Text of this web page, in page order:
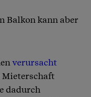
Balkon kann aber
verursacht
Mieterschaft
dadurch